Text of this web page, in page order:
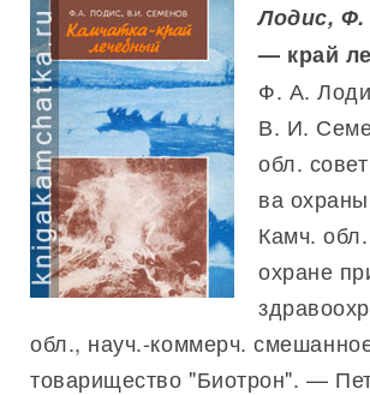
Лодис,
— край
Ф. А.
В. И.
обл.
ва
Камч.
охране
обл., науч.-коммерч.
товарищество "Биотрон". —